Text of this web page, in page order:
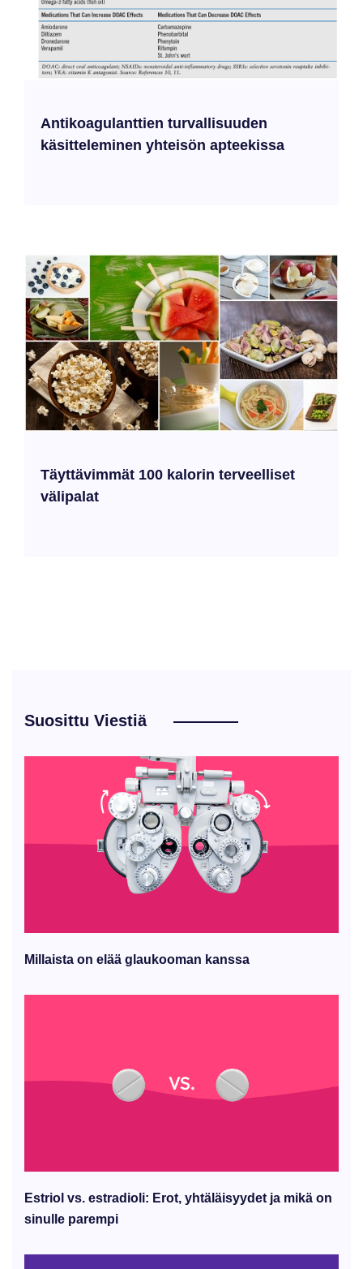
Antikoagulanttien turvallisuuden
käsitteleminen yhteisön apteekissa
Täyttävimmät 100 kalorin terveelliset
välipalat
Suosittu Viestiä
Millaista on elää glaukooman kanssa
Estriol vs. estradioli: Erot, yhtäläisyydet ja mikä on
sinulle parempi